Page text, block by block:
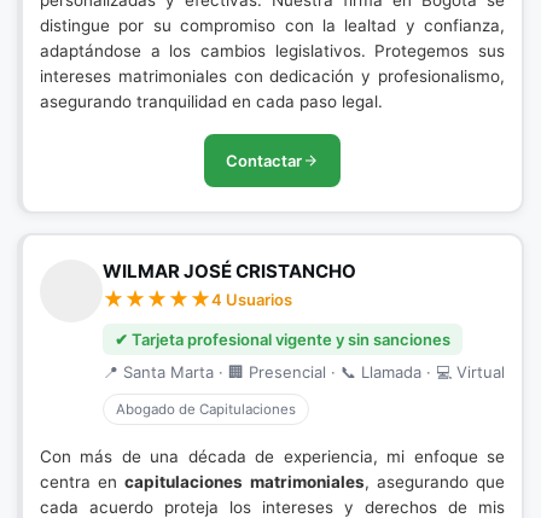
distingue por su compromiso con la lealtad y confianza,
adaptándose a los cambios legislativos. Protegemos sus
intereses matrimoniales con dedicación y profesionalismo,
asegurando tranquilidad en cada paso legal.
Contactar
WILMAR JOSÉ CRISTANCHO
4 Usuarios
✔ Tarjeta profesional vigente y sin sanciones
📍 Santa Marta · 🏢 Presencial · 📞 Llamada · 💻 Virtual
Abogado de Capitulaciones
Con más de una década de experiencia, mi enfoque se
centra encapitulaciones matrimoniales, asegurando que
cada acuerdo proteja los intereses y derechos de mis